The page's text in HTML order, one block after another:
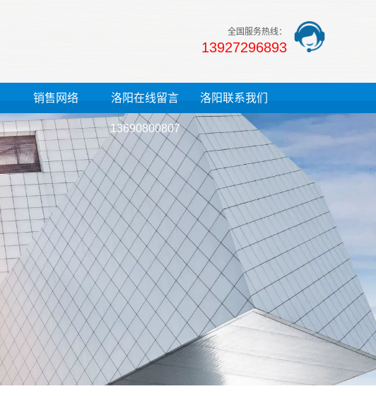
全国服务热线：
13927296893
销售网络 洛阳在线留言
13690800807
洛阳联系我们